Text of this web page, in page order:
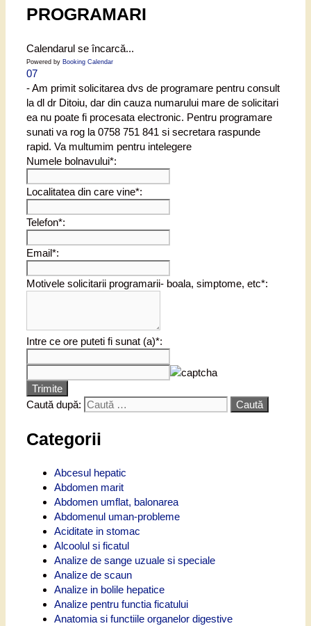
PROGRAMARI
Calendarul se încarcă...
Powered by Booking Calendar
07
- Am primit solicitarea dvs de programare pentru consult
la dl dr Ditoiu, dar din cauza numarului mare de solicitari
ea nu poate fi procesata electronic. Pentru programare
sunati va rog la 0758 751 841 si secretara raspunde
rapid. Va multumim pentru intelegere
Numele bolnavului*:
Localitatea din care vine*:
Telefon*:
Email*:
Motivele solicitarii programarii- boala, simptome, etc*:
Intre ce ore puteti fi sunat (a)*:
Trimite
Caută după:
Categorii
Abcesul hepatic
Abdomen marit
Abdomen umflat, balonarea
Abdomenul uman-probleme
Aciditate in stomac
Alcoolul si ficatul
Analize de sange uzuale si speciale
Analize de scaun
Analize in bolile hepatice
Analize pentru functia ficatului
Anatomia si functiile organelor digestive